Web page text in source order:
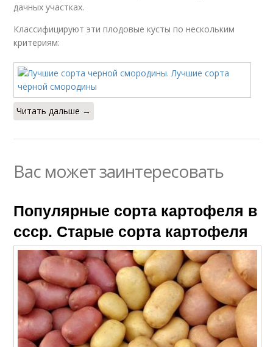
дачных участках.
Классифицируют эти плодовые кусты по нескольким
критериям:
Читать дальше →
Вас может заинтересовать
Популярные сорта картофеля в
ссср. Старые сорта картофеля